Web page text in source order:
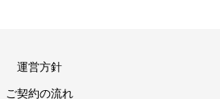
運営方針
ご契約の流れ